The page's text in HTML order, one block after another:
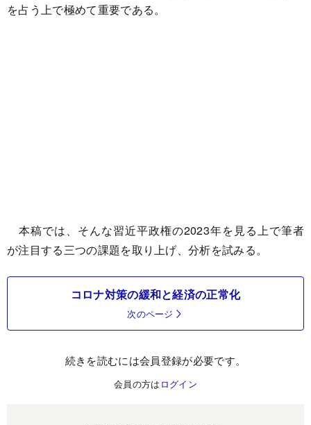
を占う上で極めて重要である。
本稿では、そんな習近平政権の2023年を見る上で筆者
が注目する三つの課題を取り上げ、分析を試みる。
コロナ対策の緩和と経済の正常化
次のページ
続きを読むには会員登録が必要です。
会員の方は ログイン